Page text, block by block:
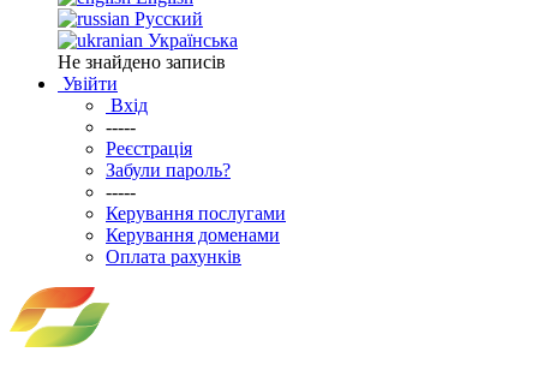
Русский
Українська
Не знайдено записів
Увійти
Вхід
-----
Реєстрація
Забули пароль?
-----
Керування послугами
Керування доменами
Оплата рахунків